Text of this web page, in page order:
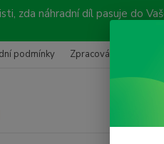
zda náhradní díl pasuje do
podmínky Zpracování objednávky